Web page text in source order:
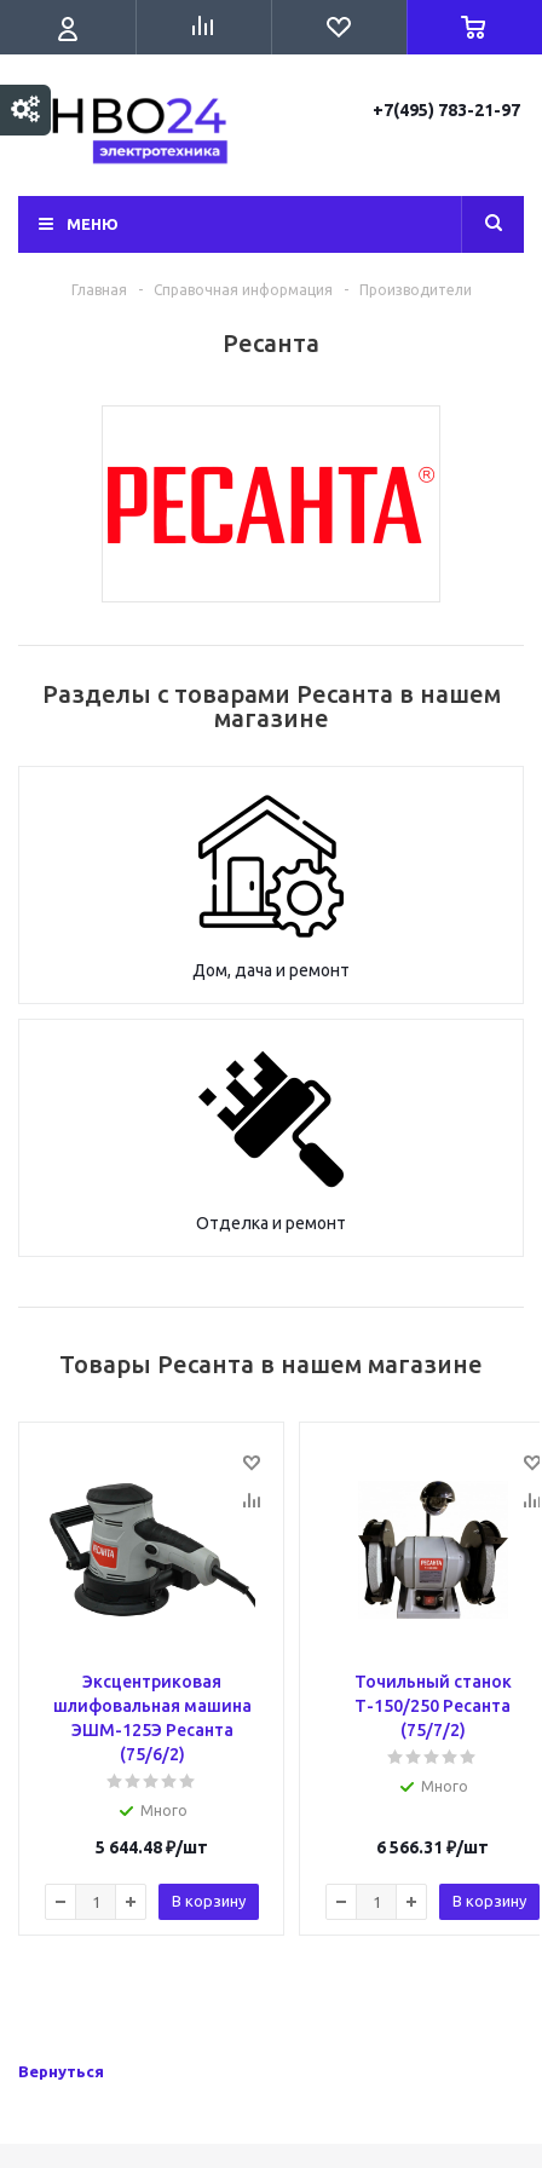
+7(495) 783-21-97
МЕНЮ
Главная - Справочная информация - Производители
Ресанта
Разделы с товарами Ресанта в нашем
магазине
Дом, дача и ремонт
Отделка и ремонт
Товары Ресанта в нашем магазине
Эксцентриковая
шлифовальная машина
ЭШМ-125Э Ресанта
(75/6/2)
Много
5 644.48₽/шт
В корзину
Точильный станок
Т-150/250 Ресанта
(75/7/2)
Много
6 566.31 ₽/шт
В корзину
Вернуться